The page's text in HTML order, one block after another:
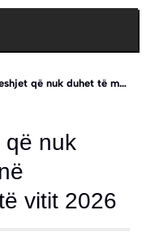
të mungojnë në gardërobën tuaj gjatë vitit 2026
që nuk
vitit 2026